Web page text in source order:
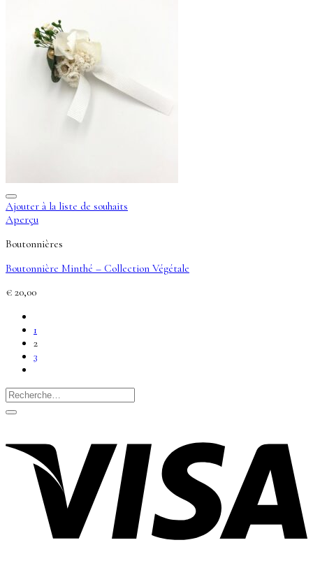
Ajouter à la liste de souhaits
Aperçu
Boutonnières
Boutonnière Minthé – Collection Végétale
€ 20,00
1
2
3